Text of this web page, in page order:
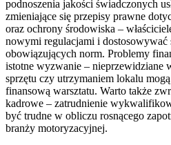
podnoszenia jakości świadczonych
zmieniające się przepisy prawne
oraz ochrony środowiska –
nowymi regulacjami i dostosowywać
obowiązujących norm. Problemy
istotne wyzwanie – nieprzewidziane
sprzętu czy utrzymaniem lokalu
finansową warsztatu. Warto także
kadrowe – zatrudnienie
być trudne w obliczu rosnącego
branży motoryzacyjnej.